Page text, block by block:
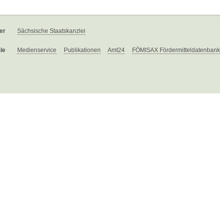
Sächsische Staatskanzlei
Medienservice Publikationen Amt24 FÖMISAX Fördermitteldatenbank